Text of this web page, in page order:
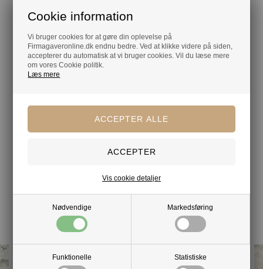
Cookie information
Vi bruger cookies for at gøre din oplevelse på
Firmagaveronline.dk endnu bedre. Ved at klikke videre på siden,
accepterer du automatisk at vi bruger cookies. Vil du læse mere
om vores Cookie politik.
Læs mere
Nødvendige Markedsføring
Funktionelle Statistiske
Vis cookie detaljer
Mere fra samme kategori